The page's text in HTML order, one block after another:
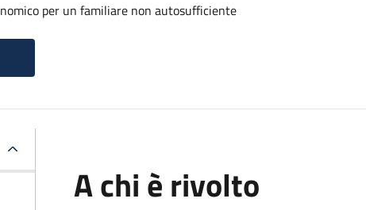
per un familiare non autosufficiente
A chi è rivolto